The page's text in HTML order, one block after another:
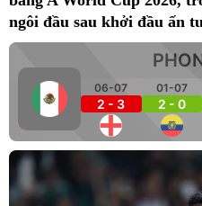
ngôi đầu sau khởi đầu ấn
06-07
2 - 3
01-07
2 - 0